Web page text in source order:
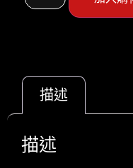
描述
描述